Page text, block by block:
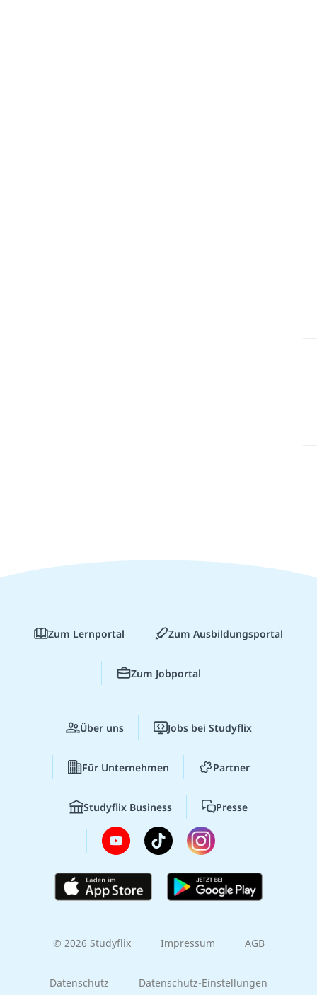
Zum Lernportal Zum Ausbildungsportal
Zum Jobportal
Über uns Jobs bei Studyflix
Für Unternehmen Partner
Studyflix Business Presse
© 2026 Studyflix Impressum AGB
Datenschutz Datenschutz-Einstellungen